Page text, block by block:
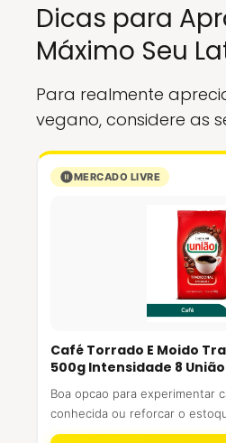
Dicas para
Máximo Seu
Para realmente
vegano, considere as
MERCADO LIVRE
Café Torrado E Moido
500g Intensidade 8
Boa opcao para experimentar
conhecida ou reforcar o